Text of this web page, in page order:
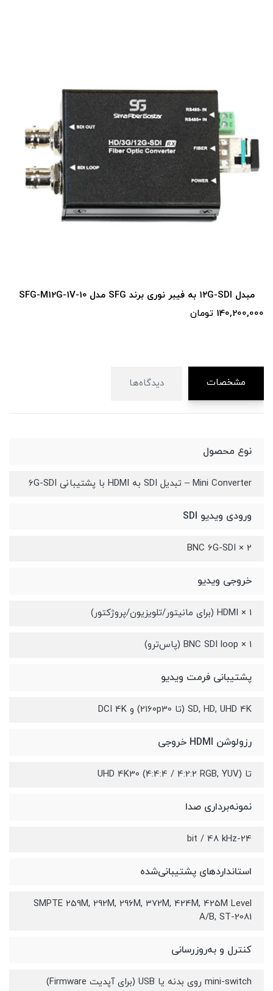
مبدل ۱۲G-SDI به فیبر نوری برند SFG مدل SFG-M12G-1V-10
140,200,000 تومان
مشخصات دیدگاه‌ها
نوع محصول
Mini Converter – تبدیل SDI به HDMI با پشتیبانی 6G-SDI
ورودی ویدیو SDI
2 × BNC 6G-SDI
خروجی ویدیو
1 × HDMI (برای مانیتور/تلویزیون/پروژکتور)
1 × BNC SDI loop (پاس‌ترو)
پشتیبانی فرمت ویدیو
SD, HD, UHD 4K (تا 2160p30) و DCI 4K
رزولوشن HDMI خروجی
تا UHD 4K30 (4:4:4 / 4:2:2 RGB, YUV)
نمونه‌برداری صدا
24-bit / 48 kHz
استانداردهای پشتیبانی‌شده
SMPTE 259M, 292M, 296M, 372M, 424M, 425M Level
A/B, ST-2081
کنترل و به‌روزرسانی
mini-switch روی بدنه یا USB (برای آپدیت Firmware)